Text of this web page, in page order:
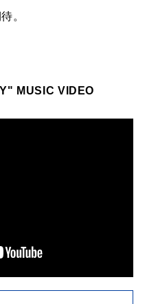
。
MUSIC VIDEO